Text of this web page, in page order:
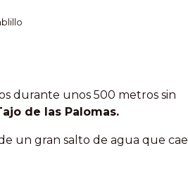
durante unos 500 metros sin
de las Palomas.
un gran salto de agua que cae